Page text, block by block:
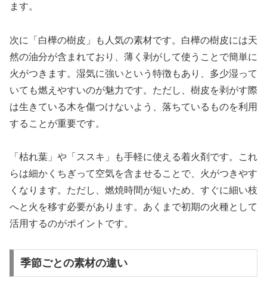
ます。
次に「白樺の樹皮」も人気の素材です。白樺の樹皮には天
然の油分が含まれており、薄く剥がして使うことで簡単に
火がつきます。湿気に強いという特徴もあり、多少湿って
いても燃えやすいのが魅力です。ただし、樹皮を剥がす際
は生きている木を傷つけないよう、落ちているものを利用
することが重要です。
「枯れ葉」や「ススキ」も手軽に使える着火剤です。これ
らは細かくちぎって空気を含ませることで、火がつきやす
くなります。ただし、燃焼時間が短いため、すぐに細い枝
へと火を移す必要があります。あくまで初期の火種として
活用するのがポイントです。
季節ごとの素材の違い